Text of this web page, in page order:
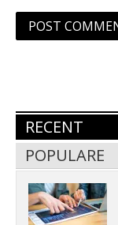
RECENT
POPULARE